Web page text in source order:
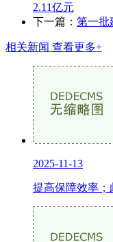
2.11亿元
下一篇： 第一批
相关新闻 查看更多+
2025-11-13
提高保障效率；